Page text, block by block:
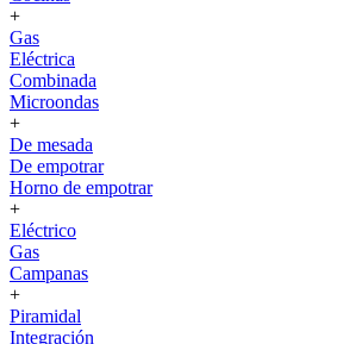
+
Gas
Eléctrica
Combinada
Microondas
+
De mesada
De empotrar
Horno de empotrar
+
Eléctrico
Gas
Campanas
+
Piramidal
Integración